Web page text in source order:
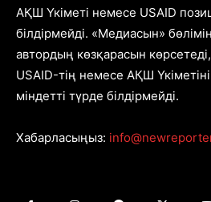
АҚШ Үкіметі немесе USAID
білдірмейді. «Медиасын»
автордың көзқарасын
USAID-тің немесе АҚШ
міндетті түрде білдірмейді.
Хабарласыңыз: